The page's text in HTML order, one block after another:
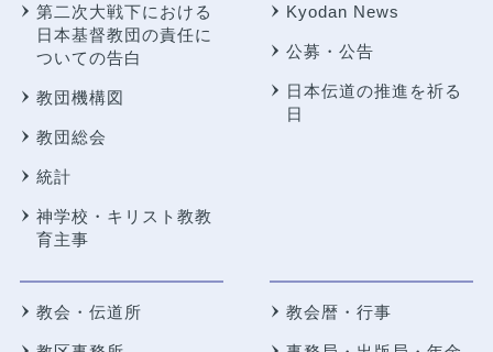
第二次大戦下における
日本基督教団の責任に
ついての告白
教団機構図
教団総会
統計
神学校・キリスト教教
育主事
Kyodan News
公募・公告
日本伝道の推進を祈る
日
教会・伝道所 教会暦・行事